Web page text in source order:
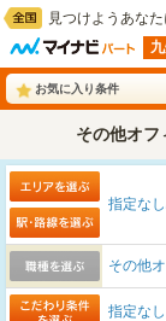
見つけようあな
お気に入り条件
その他オフ
指定な
その他
指定なし